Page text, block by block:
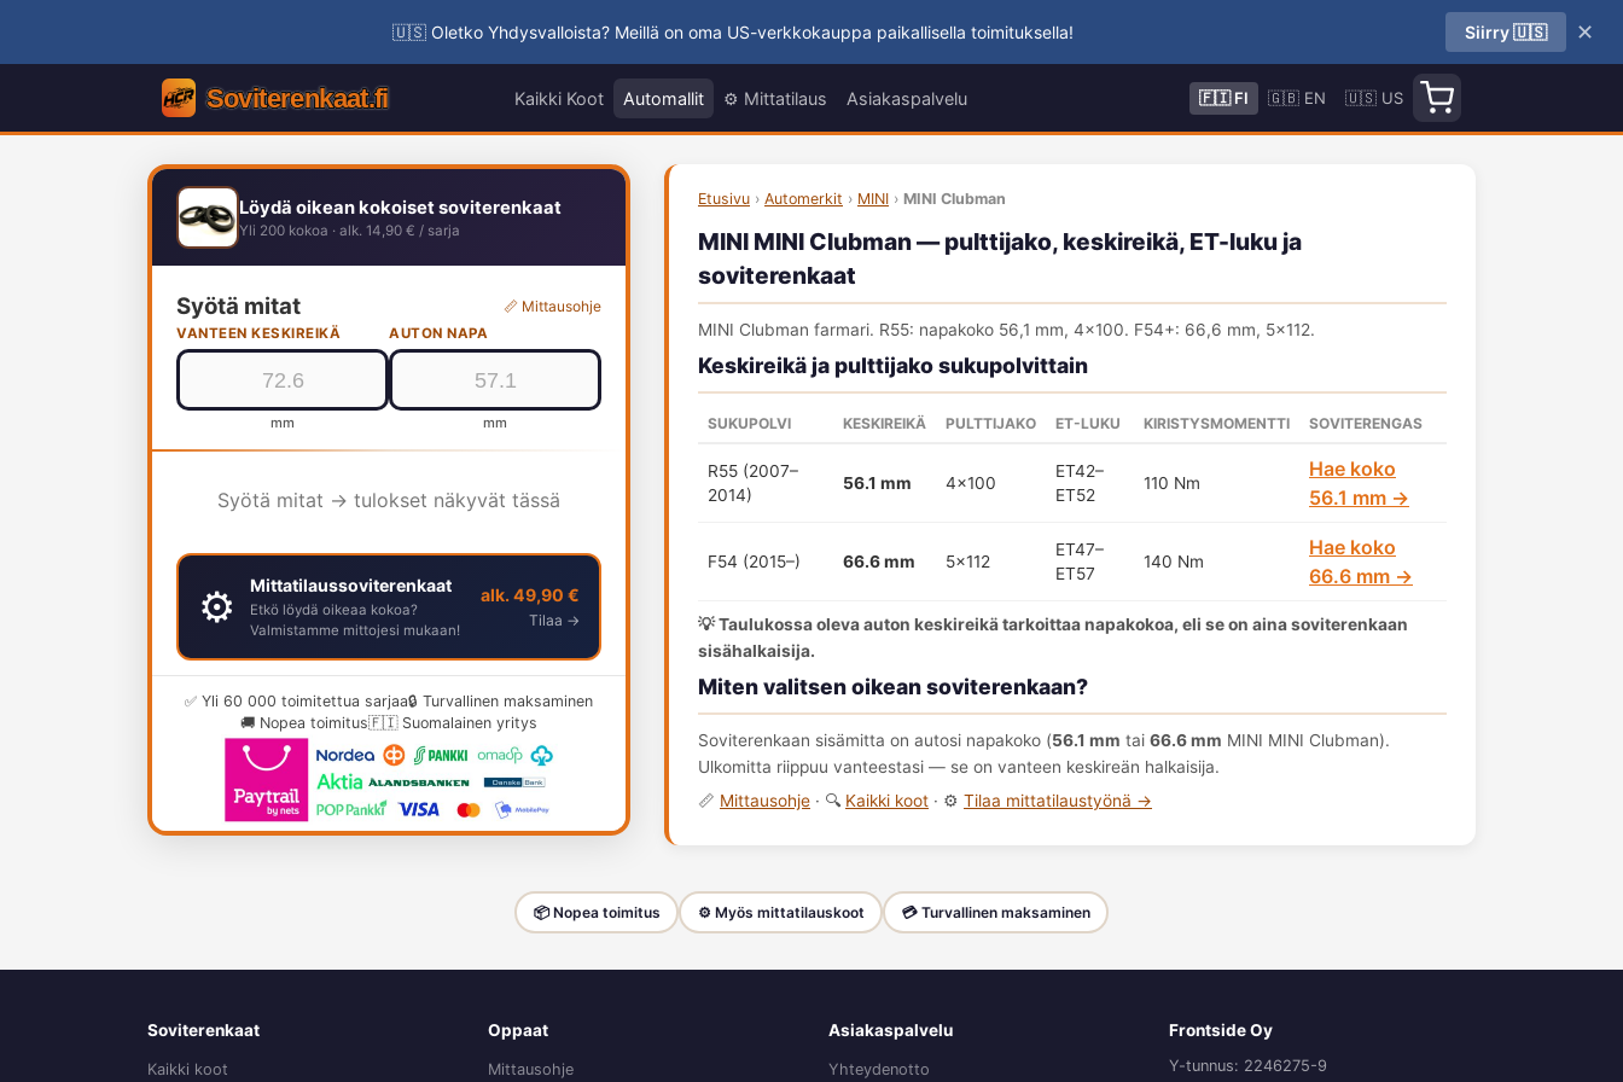
🇺🇸 Oletko Yhdysvalloista? Meillä on oma US-verkkokauppa paikallisella toimituksella! Siirry 🇺🇸 ✕
Kaikki Koot Automallit ⚙️ Mittatilaus Asiakaspalvelu 🇫🇮 FI 🇬🇧 EN 🇺🇸 US
Löydä oikean kokoiset soviterenkaat
Yli 200 kokoa · alk. 14,90 € / sarja
Syötä mitat 📏 Mittausohje
VANTEEN KESKIREIKÄ
mm
AUTON NAPA
mm
Syötä mitat → tulokset näkyvät tässä
⚙️ Mittatilaussoviterenkaat
Etkö löydä oikeaa kokoa?
Valmistamme mittojesi mukaan!
alk. 49,90 €
Tilaa →
✅ Yli 60 000 toimitettua sarjaa🔒 Turvallinen maksaminen
🚚 Nopea toimitus🇫🇮 Suomalainen yritys
Etusivu › Automerkit › MINI › MINI Clubman
MINI MINI Clubman — pulttijako, keskireikä, ET-luku ja
soviterenkaat
MINI Clubman farmari. R55: napakoko 56,1 mm, 4x100. F54+: 66,6 mm, 5x112.
Keskireikä ja pulttijako sukupolvittain
SUKUPOLVI KESKIREIKÄ PULTTIJAKO ET-LUKU KIRISTYSMOMENTTI SOVITERENGAS
R55 (2007–
2014)
56.1 mm 4x100
ET42–
ET52
110 Nm
Hae koko
56.1 mm →
F54 (2015–) 66.6 mm 5x112
ET47–
ET57
140 Nm
Hae koko
66.6 mm →
💡 Taulukossa oleva auton keskireikä tarkoittaa napakokoa, eli se on aina soviterenkaan
sisähalkaisija.
Miten valitsen oikean soviterenkaan?
Soviterenkaan sisämitta on autosi napakoko (56.1 mm tai 66.6 mm MINI MINI Clubman).
Ulkomitta riippuu vanteestasi — se on vanteen keskireän halkaisija.
📏 Mittausohje · 🔍 Kaikki koot · ⚙️ Tilaa mittatilaustyönä →
📦 Nopea toimitus ⚙️ Myös mittatilauskoot 💳 Turvallinen maksaminen
Soviterenkaat
Kaikki koot
Oppaat
Mittausohje
Asiakaspalvelu
Yhteydenotto
Frontside Oy
Y-tunnus: 2246275-9